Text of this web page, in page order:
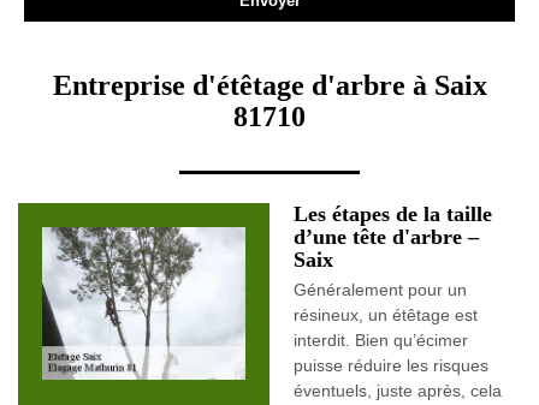
Entreprise d'étêtage d'arbre à Saix
81710
Les étapes de la taille
d’une tête d'arbre –
Saix
Généralement pour un
résineux, un étêtage est
interdit. Bien qu’écimer
puisse réduire les risques
éventuels, juste après, cela